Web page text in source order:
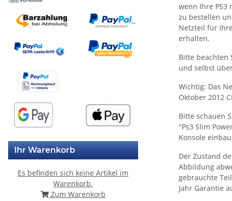
wenn Ihre
zu bestellen
Netzteil für
erhalten.
Bitte beachten
und selbst
Wichtig: Das
Oktober 2012
Bitte schauen
"Ps3 Slim
Konsole
Der Zustand
Abbildung
gebrauchte
Jahr Garantie
Ihr Warenkorb
Es befinden sich keine Artikel im
Warenkorb.
Zum Warenkorb